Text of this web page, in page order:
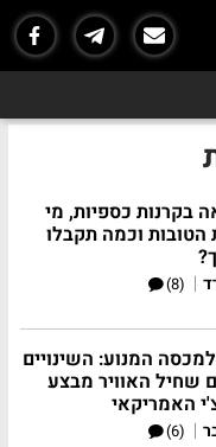
בקרנות כספיות, מי
הטובות וכמה תקבלו
|
(8)
המנוע: השינויים
שחיל האוויר מבצע
האמריקאי
|
(6)